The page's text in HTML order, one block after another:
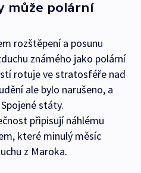
může polární
rozštěpení a posunu
známého jako polární
rotuje ve stratosféře nad
ale bylo narušeno, a
státy.
připisují náhlému
které minulý měsíc
z Maroka.